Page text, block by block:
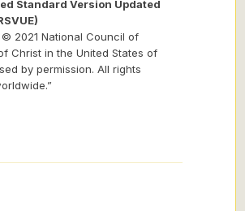
Standard Version Updated
© 2021 National Council of
Christ in the United States of
by permission. All rights